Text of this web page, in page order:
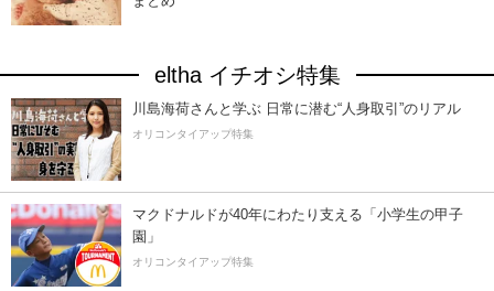
eltha イチオシ特集
川島海荷さんと学ぶ 日常に潜む“人身取引”のリアル
オリコンタイアップ特集
マクドナルドが40年にわたり支える「小学生の甲子
園」
オリコンタイアップ特集